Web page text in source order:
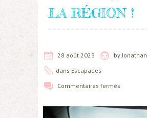
LA RÉGION !
28 août 2023 by Jonathan
dans Escapades
Commentaires fermés